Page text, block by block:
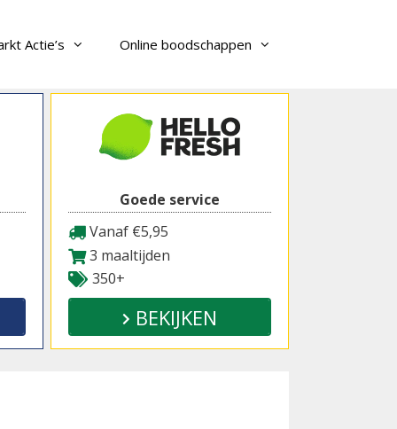
Actie’s Online boodschappen
Goede service
Vanaf €5,95
3 maaltijden
350+
BEKIJKEN